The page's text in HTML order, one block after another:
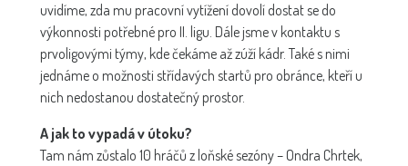
uvidíme, zda mu pracovní vytížení dovolí dostat se do
výkonnosti potřebné pro II. ligu. Dále jsme v kontaktu s
prvoligovými týmy, kde čekáme až zúží kádr. Také s nimi
jednáme o možnosti střídavých startů pro obránce, kteří u
nich nedostanou dostatečný prostor.
A jak to vypadá v útoku?
Tam nám zůstalo 10 hráčů z loňské sezóny – Ondra Chrtek,